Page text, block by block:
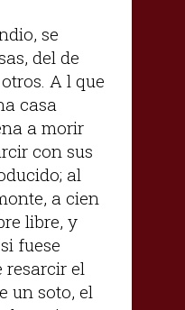
se
del de
A l que
casa
a morir
con sus
al
a cien
libre, y
fuese
resarcir el
un soto, el